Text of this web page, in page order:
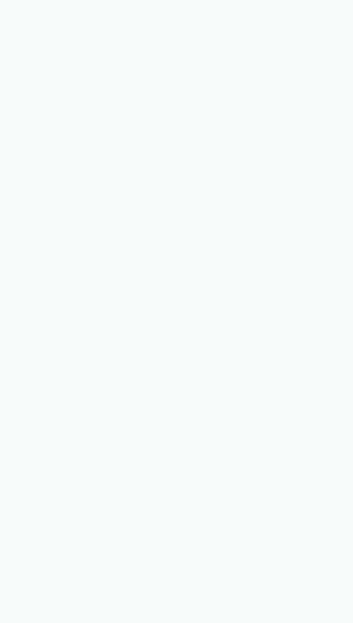
علي اكسبريس يضمن يرد لكم
آخر الصفقات على كل شيء من الأزياء
أو شيء لكم ولتوفير أكبر
يضمن لك علي اكسبريس إذا منتجك
جاهزين للدفع، سيتم تطبيق
مكبرات الصوت المحمولة، أجهزة
فوق الصفحة. وإذا تحبون الوقت
الرمز الترويجي” وأدخلوا الكود في
الطلب” للخروج من الطلب.